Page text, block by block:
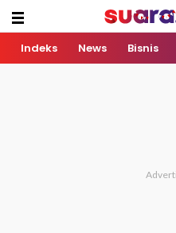
Indeks News Bisnis